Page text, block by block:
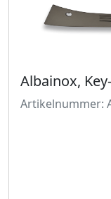
Albainox,
Artikelnummer: